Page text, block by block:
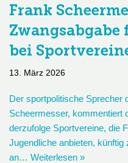
Frank
Zwangsabgabe
bei
13. März 2026
Der sportpolitische Sprecher
Scheermesser, kommentiert
derzufolge Sportvereine, die
Jugendliche anbieten,
an… Weiterlesen »